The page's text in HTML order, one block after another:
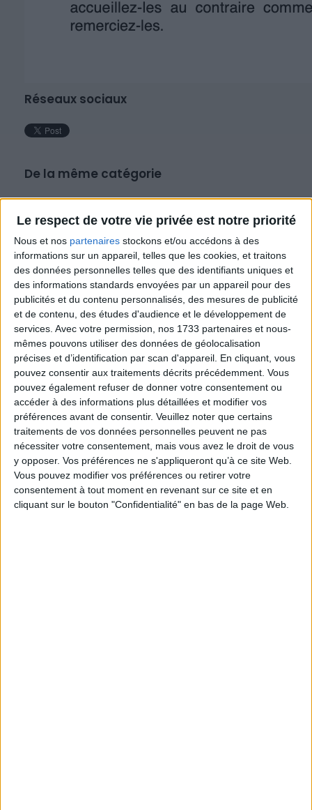
Le respect de votre vie privée est notre priorité
Nous et nos partenaires stockons et/ou accédons à des
informations sur un appareil, telles que les cookies, et traitons
des données personnelles telles que des identifiants uniques et
des informations standards envoyées par un appareil pour des
publicités et du contenu personnalisés, des mesures de publicité
et de contenu, des études d'audience et le développement de
services. Avec votre permission, nos 1733 partenaires et nous-
mêmes pouvons utiliser des données de géolocalisation
précises et d’identification par scan d'appareil. En cliquant, vous
pouvez consentir aux traitements décrits précédemment. Vous
pouvez également refuser de donner votre consentement ou
accéder à des informations plus détaillées et modifier vos
préférences avant de consentir. Veuillez noter que certains
traitements de vos données personnelles peuvent ne pas
nécessiter votre consentement, mais vous avez le droit de vous
y opposer. Vos préférences ne s'appliqueront qu’à ce site Web.
Vous pouvez modifier vos préférences ou retirer votre
consentement à tout moment en revenant sur ce site et en
cliquant sur le bouton "Confidentialité" en bas de la page Web.
Réseaux sociaux
De la même catégorie
Message du Chevreuil triste, canalisé par
Nicole Dhuin le 29/07/2026
Message de Marie, canalisé par Nicole Dhuin,
Les inondations, le 17/02/2026
Message de l'Escadrille de l'Invisible, d'Anna
Caranta, le 8/05/2025
Paroles de Marie*, 6/10/2024, "La Femme."
Paroles de Marie*, 16/09/2024, "La confession :
une totale absurdité."
Commentaires
Laisser un commentaire
Votre nom